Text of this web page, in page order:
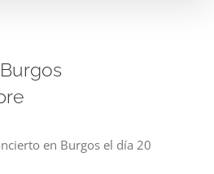
en Burgos el día 20